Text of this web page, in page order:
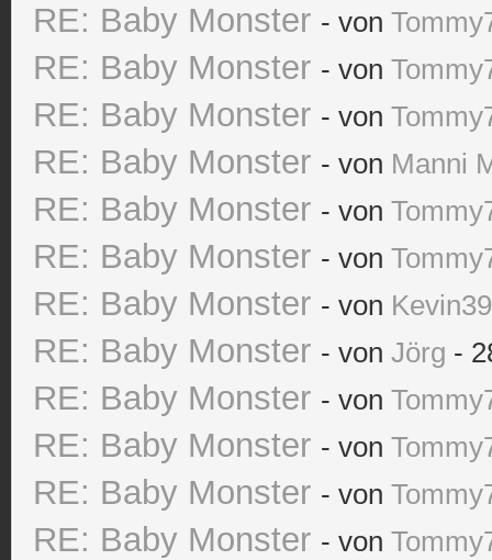
RE: Baby Monster - von
RE: Baby Monster - von
RE: Baby Monster - von
RE: Baby Monster - von Manni
RE: Baby Monster - von
RE: Baby Monster - von
RE: Baby Monster - von
RE: Baby Monster - von Jörg -
RE: Baby Monster - von
RE: Baby Monster - von
RE: Baby Monster - von
RE: Baby Monster - von